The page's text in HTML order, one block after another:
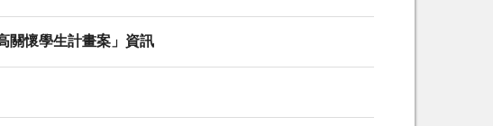
關懷學生計畫案」資訊